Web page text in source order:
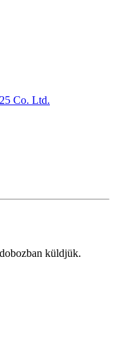
Co. Ltd.
küldjük.